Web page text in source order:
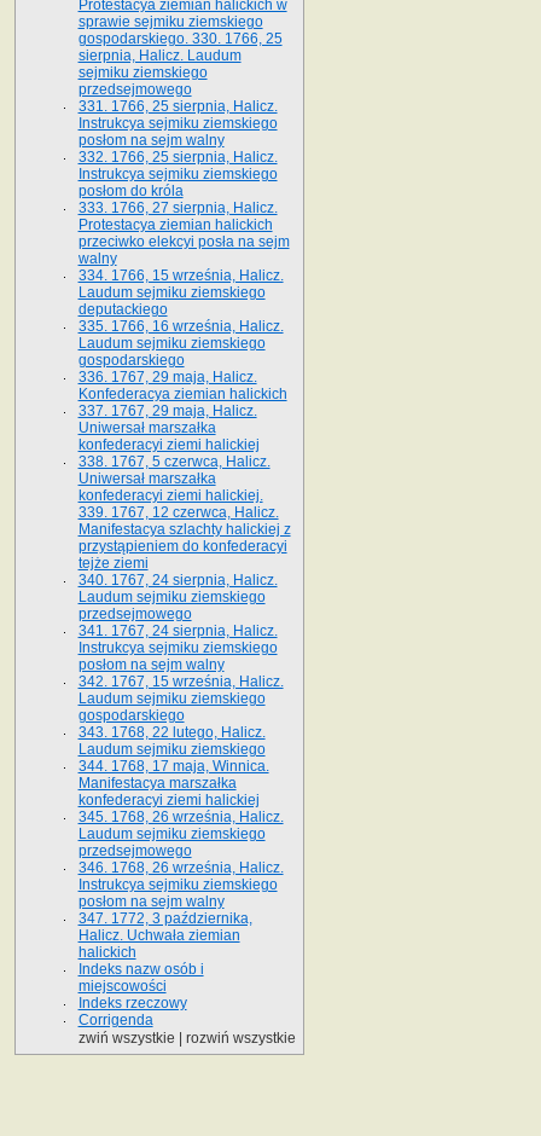
Protestacya ziemian halickich w
sprawie sejmiku ziemskiego
gospodarskiego. 330. 1766, 25
sierpnia, Halicz. Laudum
sejmiku ziemskiego
przedsejmowego
331. 1766, 25 sierpnia, Halicz.
Instrukcya sejmiku ziemskiego
posłom na sejm walny
332. 1766, 25 sierpnia, Halicz.
Instrukcya sejmiku ziemskiego
posłom do króla
333. 1766, 27 sierpnia, Halicz.
Protestacya ziemian halickich
przeciwko elekcyi posła na sejm
walny
334. 1766, 15 września, Halicz.
Laudum sejmiku ziemskiego
deputackiego
335. 1766, 16 września, Halicz.
Laudum sejmiku ziemskiego
gospodarskiego
336. 1767, 29 maja, Halicz.
Konfederacya ziemian halickich
337. 1767, 29 maja, Halicz.
Uniwersał marszałka
konfederacyi ziemi halickiej
338. 1767, 5 czerwca, Halicz.
Uniwersał marszałka
konfederacyi ziemi halickiej.
339. 1767, 12 czerwca, Halicz.
Manifestacya szlachty halickiej z
przystąpieniem do konfederacyi
tejże ziemi
340. 1767, 24 sierpnia, Halicz.
Laudum sejmiku ziemskiego
przedsejmowego
341. 1767, 24 sierpnia, Halicz.
Instrukcya sejmiku ziemskiego
posłom na sejm walny
342. 1767, 15 września, Halicz.
Laudum sejmiku ziemskiego
gospodarskiego
343. 1768, 22 lutego, Halicz.
Laudum sejmiku ziemskiego
344. 1768, 17 maja, Winnica.
Manifestacya marszałka
konfederacyi ziemi halickiej
345. 1768, 26 września, Halicz.
Laudum sejmiku ziemskiego
przedsejmowego
346. 1768, 26 września, Halicz.
Instrukcya sejmiku ziemskiego
posłom na sejm walny
347. 1772, 3 października,
Halicz. Uchwała ziemian
halickich
Indeks nazw osób i
miejscowości
Indeks rzeczowy
Corrigenda
zwiń wszystkie
rozwiń wszystkie